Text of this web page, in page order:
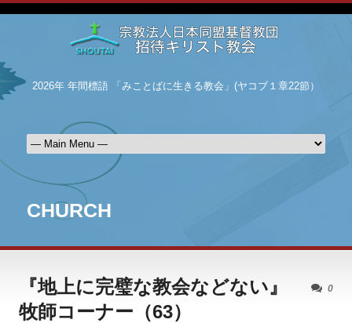
2026年 年間標語 「みことばに生きる教会」(ヤコブ１章22節）
CHURCH
0
『地上に完璧な教会などない』
牧師コーナー（63）